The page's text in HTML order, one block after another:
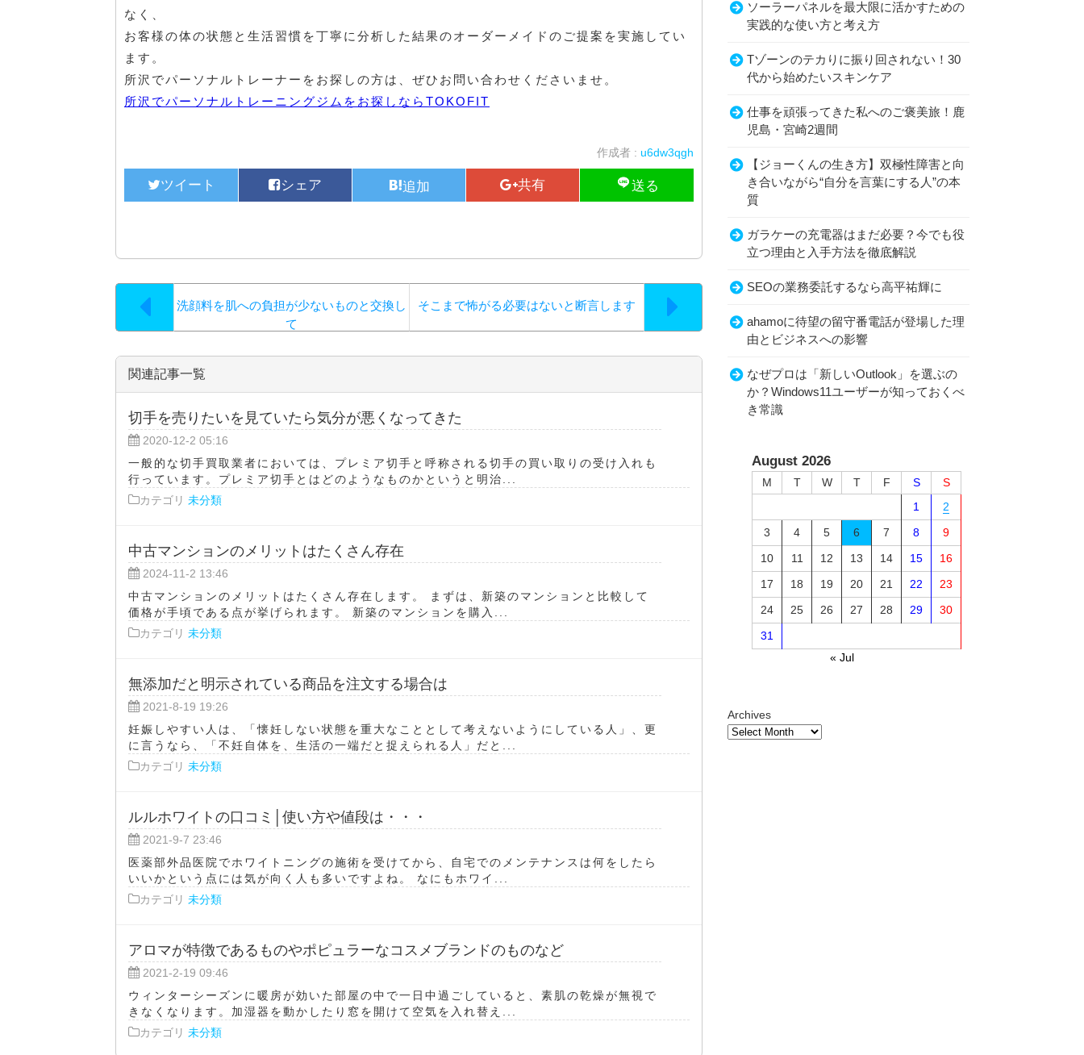
なく、
お客様の体の状態と生活習慣を丁寧に分析した結果のオーダーメイドのご提案を実施してい
ます。
所沢でパーソナルトレーナーをお探しの方は、ぜひお問い合わせくださいませ。
所沢でパーソナルトレーニングジムをお探しならTOKOFIT
作成者 : u6dw3qgh
洗顔料を肌への負担が少ないものと交換し
て
そこまで怖がる必要はないと断言します
関連記事一覧
切手を売りたいを見ていたら気分が悪くなってきた
2020-12-2 05:16
一般的な切手買取業者においては、プレミア切手と呼称される切手の買い取りの受け入れも
行っています。プレミア切手とはどのようなものかというと明治...
カテゴリ 未分類
中古マンションのメリットはたくさん存在
2024-11-2 13:46
中古マンションのメリットはたくさん存在します。 まずは、新築のマンションと比較して
価格が手頃である点が挙げられます。 新築のマンションを購入...
カテゴリ 未分類
無添加だと明示されている商品を注文する場合は
2021-8-19 19:26
妊娠しやすい人は、「懐妊しない状態を重大なこととして考えないようにしている人」、更
に言うなら、「不妊自体を、生活の一端だと捉えられる人」だと...
カテゴリ 未分類
ルルホワイトの口コミ│使い方や値段は・・・
2021-9-7 23:46
医薬部外品医院でホワイトニングの施術を受けてから、自宅でのメンテナンスは何をしたら
いいかという点には気が向く人も多いですよね。 なにもホワイ...
カテゴリ 未分類
アロマが特徴であるものやポピュラーなコスメブランドのものなど
2021-2-19 09:46
ウィンターシーズンに暖房が効いた部屋の中で一日中過ごしていると、素肌の乾燥が無視で
きなくなります。加湿器を動かしたり窓を開けて空気を入れ替え...
カテゴリ 未分類
ソーラーパネルを最大限に活かすための
実践的な使い方と考え方
Tゾーンのテカりに振り回されない！30
代から始めたいスキンケア
仕事を頑張ってきた私へのご褒美旅！鹿
児島・宮崎2週間
【ジョーくんの生き方】双極性障害と向
き合いながら“自分を言葉にする人”の本
質
ガラケーの充電器はまだ必要？今でも役
立つ理由と入手方法を徹底解説
SEOの業務委託するなら高平祐輝に
ahamoに待望の留守番電話が登場した理
由とビジネスへの影響
なぜプロは「新しいOutlook」を選ぶの
か？Windows11ユーザーが知っておくべ
き常識
August 2026
M T W T F S
S
1
2
3
4 5 6 7 8
9
10
11 12 13 14 15
16
17
18 19 20 21 22
23
24
25 26 27 28 29
30
31
« Jul
Archives